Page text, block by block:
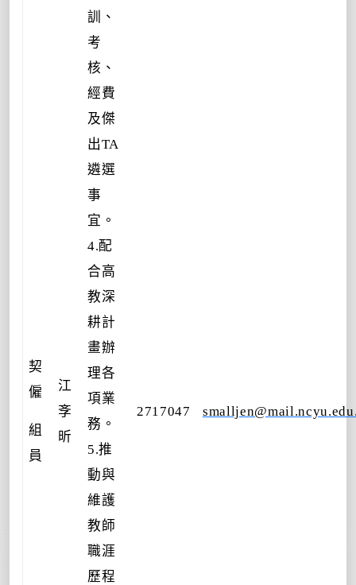
契
僱
組
員
江
斈
昕
訓、
考
核、
經費
及傑
出TA
遴選
事
宜。
4.配
合高
教深
耕計
畫辦
理各
項業
務。
5.推
動與
維護
教師
職涯
歷程
2717047